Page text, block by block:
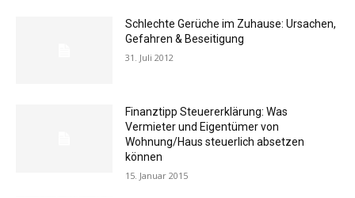
Schlechte Gerüche im Zuhause: Ursachen,
Gefahren & Beseitigung
31. Juli 2012
Finanztipp Steuererklärung: Was
Vermieter und Eigentümer von
Wohnung/Haus steuerlich absetzen
können
15. Januar 2015